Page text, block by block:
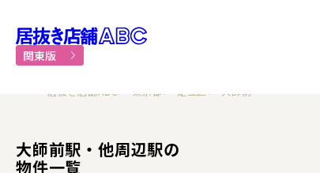
居抜き物件・貸店舗での
関東版
居抜き店舗ABC 東京都 足立区 大師前
大師前駅・他周辺駅の
物件一覧